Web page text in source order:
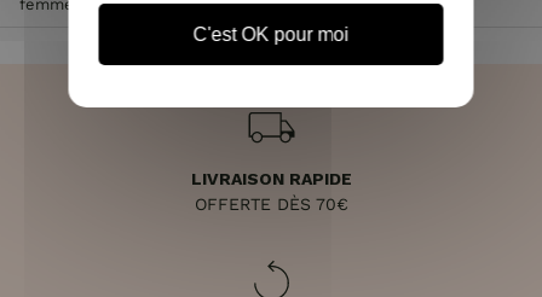
femme
Pantalon femme similicuir kaki foncé skinny
LIVRAISON RAPIDE
OFFERTE DÈS 70€
C'est OK pour moi